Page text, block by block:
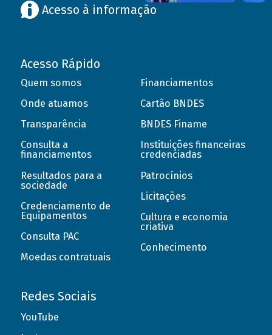
Acesso à informação
Acesso Rápido
Quem somos
Onde atuamos
Transparência
Consulta a
financiamentos
Resultados para a
sociedade
Credenciamento de
Equipamentos
Consulta PAC
Moedas contratuais
Financiamentos
Cartão BNDES
BNDES Finame
Instituições financeiras
credenciadas
Patrocínios
Licitações
Cultura e economia
criativa
Conhecimento
Redes Sociais
YouTube